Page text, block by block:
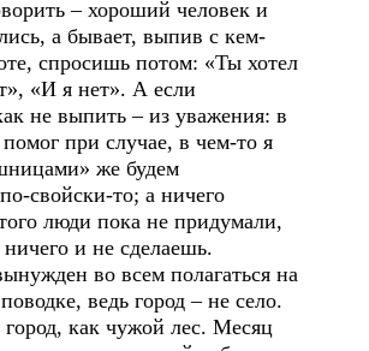
– хороший человек и
а бывает, выпив с кем-
спросишь потом: «Ты хотел
«И я нет». А если
не выпить – из уважения: в
при случае, в чем-то я
же будем
свойски-то; а ничего
люди пока не придумали,
и не сделаешь.
во всем полагаться на
ведь город – не село.
как чужой лес. Месяц